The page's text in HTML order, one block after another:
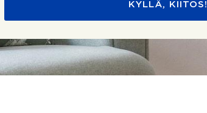
KYLLÄ, KIITOS!